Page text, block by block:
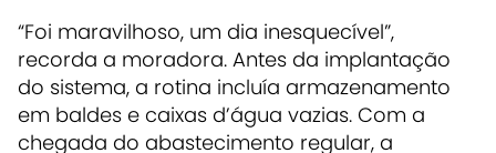
“Foi maravilhoso, um dia inesquecível”,
recorda a moradora. Antes da implantação
do sistema, a rotina incluía armazenamento
em baldes e caixas d’água vazias. Com a
chegada do abastecimento regular, a